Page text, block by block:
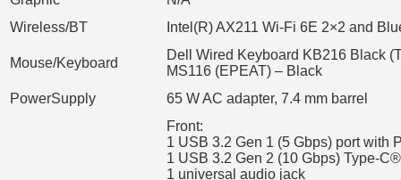
Wireless/BT
Intel(R) AX211 Wi-Fi 6E 2×2 and
Mouse/Keyboard
Dell Wired Keyboard KB216 Black
MS116 (EPEAT) – Black
PowerSupply
65 W AC adapter, 7.4 mm barrel
Front:
1 USB 3.2 Gen 1 (5 Gbps) port with
1 USB 3.2 Gen 2 (10 Gbps) Type-
1 universal audio jack